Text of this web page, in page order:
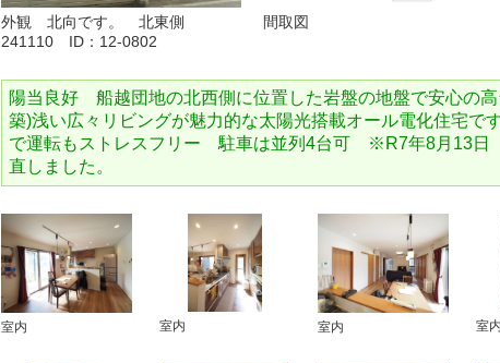
外観 北向です。 北東側
241110 ID：12-0802
間取図
陽当良好 船越団地の北西側に位置した岩盤の地盤で安心の
築)浅い広々リビングが魅力的な太陽光搭載オール電化住宅
で運転もストレスフリー 駐車は並列4台可 ※R7年8月13
直しました。
室内 室内 室内 室内